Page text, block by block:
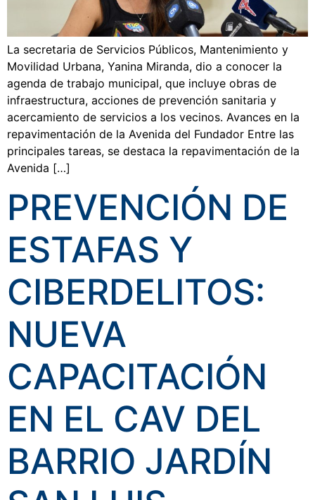
La secretaria de Servicios Públicos, Mantenimiento y
Movilidad Urbana, Yanina Miranda, dio a conocer la
agenda de trabajo municipal, que incluye obras de
infraestructura, acciones de prevención sanitaria y
acercamiento de servicios a los vecinos. Avances en la
repavimentación de la Avenida del Fundador Entre las
principales tareas, se destaca la repavimentación de la
Avenida […]
PREVENCIÓN DE
ESTAFAS Y
CIBERDELITOS:
NUEVA
CAPACITACIÓN
EN EL CAV DEL
BARRIO JARDÍN